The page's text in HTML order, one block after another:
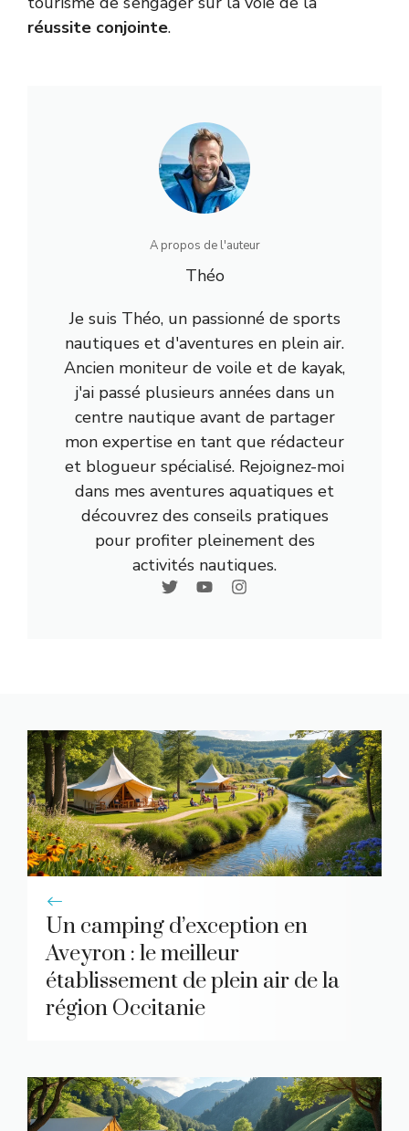
réussite conjointe.
A propos de l'auteur
Théo
Je suis Théo, un passionné de sports
nautiques et d'aventures en plein air.
Ancien moniteur de voile et de kayak,
j'ai passé plusieurs années dans un
centre nautique avant de partager
mon expertise en tant que rédacteur
et blogueur spécialisé. Rejoignez-moi
dans mes aventures aquatiques et
découvrez des conseils pratiques
pour profiter pleinement des
activités nautiques.
Un camping d’exception en
Aveyron : le meilleur
établissement de plein air de la
région Occitanie